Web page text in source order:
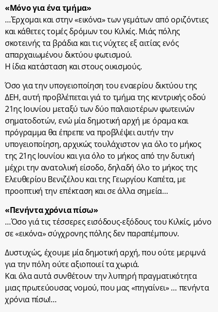
«Μόνο για ένα τμήμα»
…Έρχομαι και στην «εικόνα» των γεμάτων από οριζόντιες
και κάθετες τομές δρόμων του Κιλκίς. Μιάς πόλης
σκοτεινής τα βράδια και τις νύχτες εξ αιτίας ενός
απαρχαιωμένου δικτύου φωτισμού.
Η ίδια κατάσταση και στους οικισμούς.
Όσο για την υπογειοποίηση του εναερίου δικτύου της
ΔΕΗ, αυτή προβλέπεται γιά το τμήμα της κεντρικής οδού
21ης Ιουνίου μεταξύ των δύο παλαιοτέρων φωτεινών
σηματοδοτών, ενώ μία δημοτική αρχή με όραμα και
πρόγραμμα θα έπρεπε να προβλέψει αυτήν την
υπογειοποίηση, αρχικώς τουλάχιστον για όλο το μήκος
της 21ης Ιουνίου και για όλο το μήκος από την δυτική
μέχρι την ανατολική είσοδο, δηλαδή όλο το μήκος της
Ελευθερίου Βενιζέλου και της Γεωργίου Καπέτα, με
προοπτική την επέκταση και σε άλλα σημεία…
«Πενήντα χρόνια πίσω»
…Όσο γιά τις τέσσερες εισόδους-εξόδους του Κιλκίς, μόνο
σε «εικόνα» σύγχρονης πόλης δεν παραπέμπουν.
Δυστυχώς, έχουμε μία δημοτική αρχή, που ούτε μεριμνά
για την πόλη ούτε αξιοποιεί τα χωριά.
Και όλα αυτά συνθέτουν την λυπηρή πραγματικότητα
μιας πρωτεύουσας νομού, που μας «πηγαίνει» … πενήντα
χρόνια πίσω!…